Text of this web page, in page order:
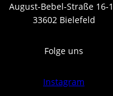
August-Bebel-Straße 16-
33602 Bielefeld
Folge uns
Instagram